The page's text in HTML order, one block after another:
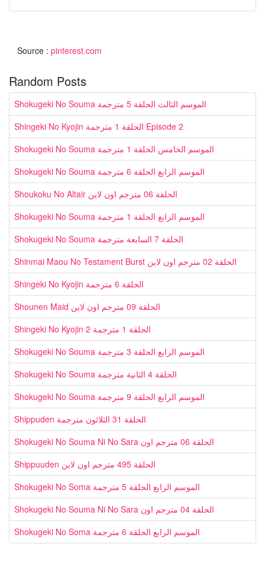
Source : pinterest.com
Random Posts
Shokugeki No Souma الموسم الثالث الحلقة 5 مترجمة
Shingeki No Kyojin الحلقة 1 مترجمة Episode 2
Shokugeki No Souma الموسم الخامس الحلقة 1 مترجمة
Shokugeki No Souma الموسم الرابع الحلقة 6 مترجمة
Shoukoku No Altair الحلقة 06 مترجم اون لاين
Shokugeki No Souma الموسم الرابع الحلقة 1 مترجمة
Shokugeki No Souma الحلقة 7 السابعة مترجمة
Shinmai Maou No Testament Burst الحلقة 02 مترجم اون لاين
Shingeki No Kyojin الحلقة 6 مترجمة
Shounen Maid الحلقة 09 مترجم اون لاين
Shingeki No Kyojin الحلقة 1 مترجمة 2
Shokugeki No Souma الموسم الرابع الحلقة 3 مترجمة
Shokugeki No Souma الحلقة 4 الثانية مترجمة
Shokugeki No Souma الموسم الرابع الحلقة 9 مترجمة
Shippuden الحلقة 31 الثلاثون مترجمة
Shokugeki No Souma Ni No Sara الحلقة 06 مترجم اون
Shippuuden الحلقة 495 مترجم اون لاين
Shokugeki No Soma الموسم الرابع الحلقة 5 مترجمة
Shokugeki No Souma Ni No Sara الحلقة 04 مترجم اون
Shokugeki No Soma الموسم الرابع الحلقة 6 مترجمة